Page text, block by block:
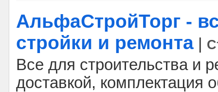
АльфаСтройТорг -
стройки и ремонта
Все для строительства и
доставкой, комплектация